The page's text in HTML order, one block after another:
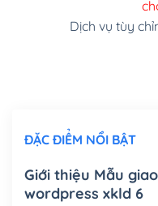
Cài đặt SMTP
Mua thêm Host + Tên
Tên miền quốc tế
Tên miền Việt Nam
Dịch vụ tùy
ĐẶC ĐIỂM NỔI BẬT
Giới thiệu Mẫu
wordpress xkld 6